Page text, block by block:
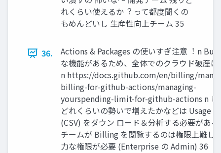
れくらい使えるか︖ って都度聞くの
もめんどいし ⽣産性向上チーム 35
36.
Actions & Packages の使いすぎ注意︕ n
な機能があるため、全体でのクラウド破産
n https://docs.github.com/en/billing/
billing-for-github-actions/managing-
yourspending-limit-for-github-actions n し
どれくらいの勢いで増えたかなどは Usage
(CSV) をダウン ロード＆分析する必要があ
チームが Billing を閲覧するのは権限上難し
⼒な権限が必要 (Enterprise の Admin) 36